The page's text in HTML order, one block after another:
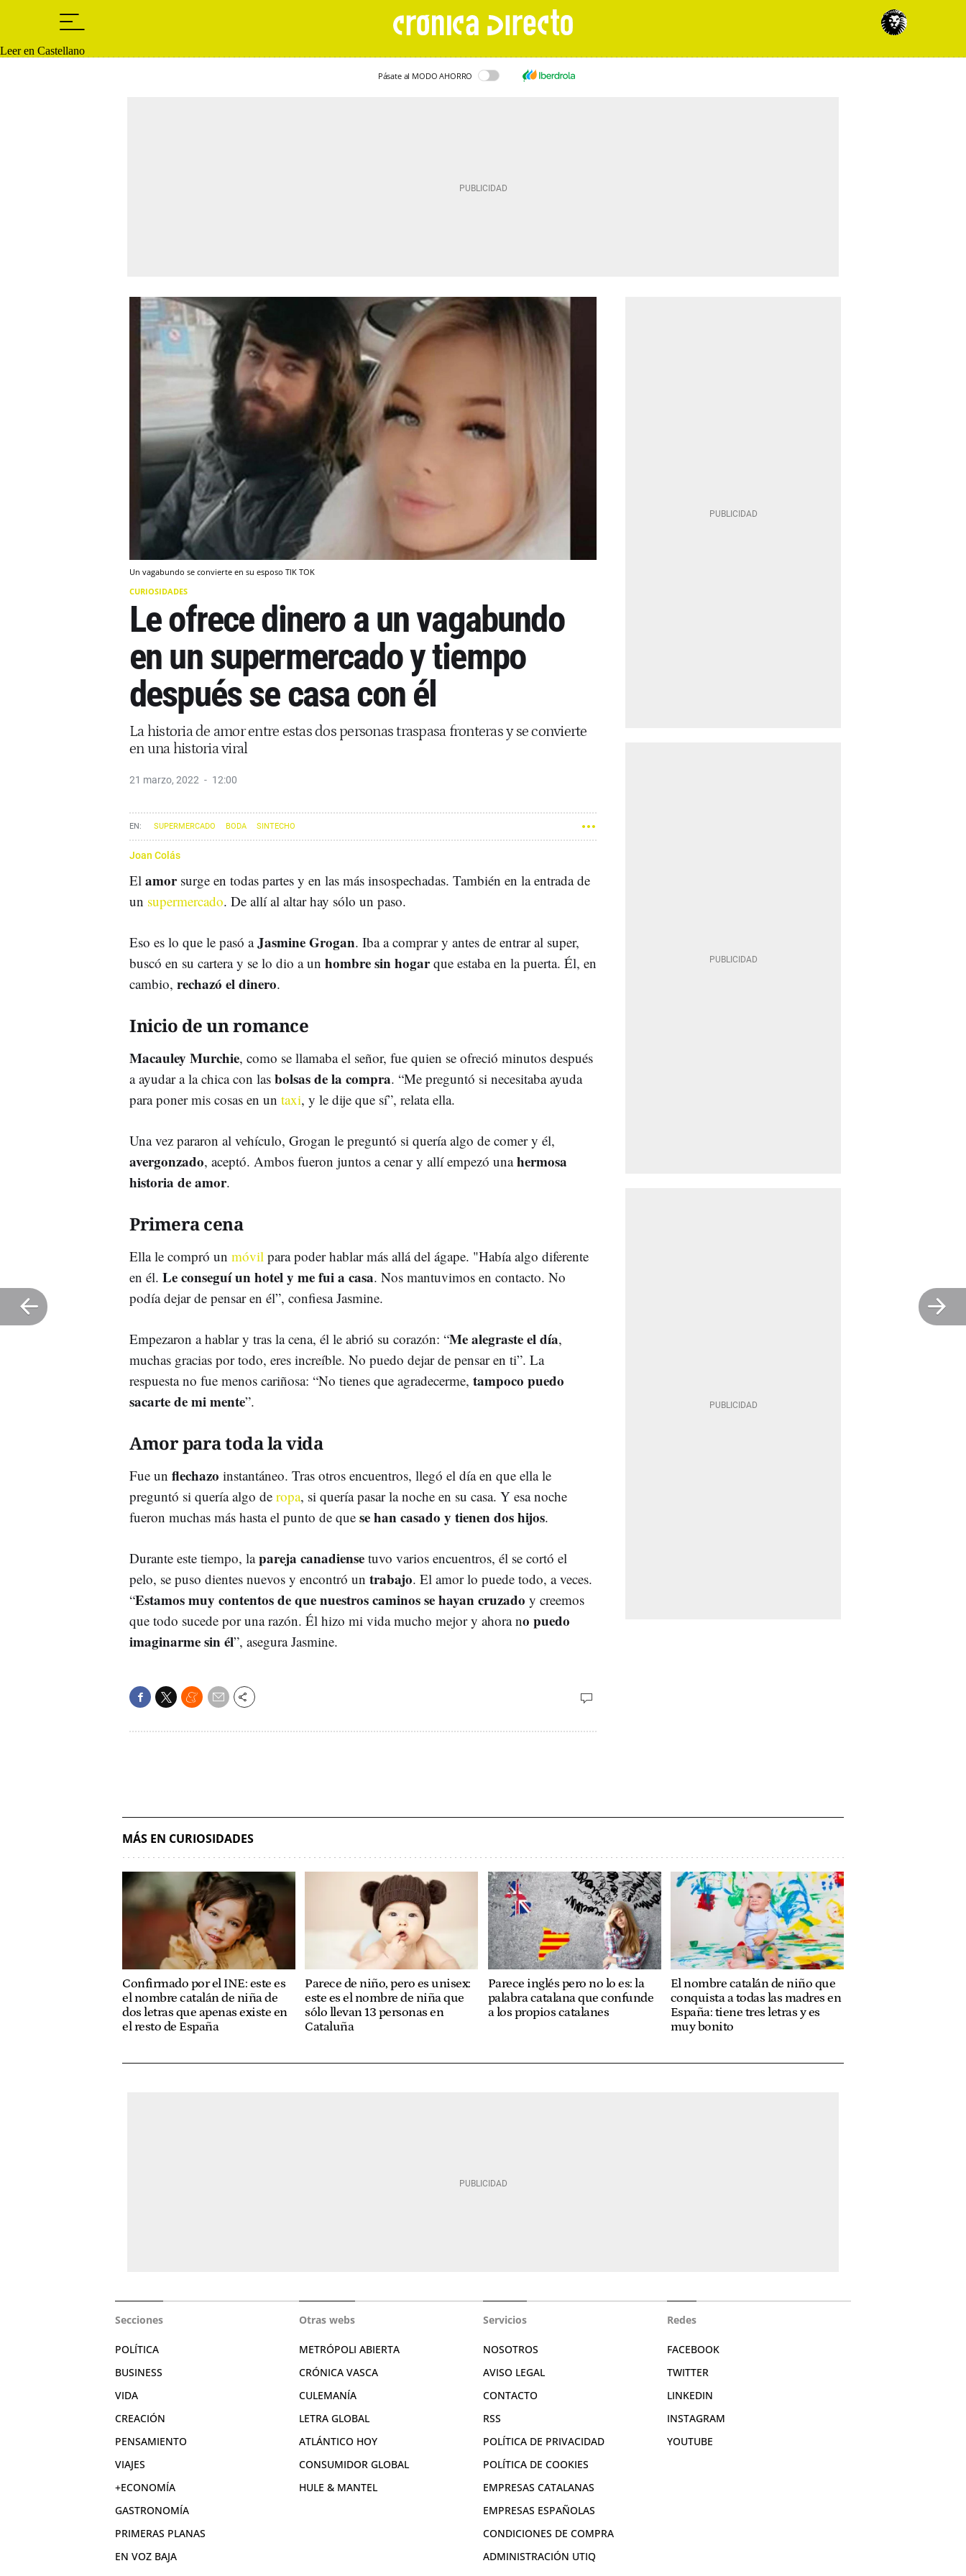
Leer en Castellano
Pásate al MODO AHORRO
Un vagabundo se convierte en su esposo TIK TOK
CURIOSIDADES
Le ofrece dinero a un vagabundo
en un supermercado y tiempo
después se casa con él
La historia de amor entre estas dos personas traspasa fronteras y se convierte
en una historia viral
21 marzo, 2022 12:00
SUPERMERCADO BODA SINTECHO
Joan Colás
El amor surge en todas partes y en las más insospechadas. También en la entrada de
un supermercado. De allí al altar hay sólo un paso.
Eso es lo que le pasó aJasmine Grogan. Iba a comprar y antes de entrar al super,
buscó en su cartera y se lo dio a un hombre sin hogarque estaba en la puerta. Él, en
cambio, rechazó el dinero.
Inicio de un romance
Macauley Murchie, como se llamaba el señor, fue quien se ofreció minutos después
a ayudar a la chica con las bolsas de la compra. “Me preguntó si necesitaba ayuda
para poner mis cosas en un taxi, y le dije que sí”, relata ella.
Una vez pararon al vehículo, Grogan le preguntó si quería algo de comer y él,
avergonzado, aceptó. Ambos fueron juntos a cenar y allí empezó unahermosa
historia de amor.
Primera cena
Ella le compró un móvil para poder hablar más allá del ágape. "Había algo diferente
en él. Le conseguí un hotel y me fui a casa. Nos mantuvimos en contacto. No
podía dejar de pensar en él”, confiesa Jasmine.
Empezaron a hablar y tras la cena, él le abrió su corazón: “Me alegraste el día,
muchas gracias por todo, eres increíble. No puedo dejar de pensar en ti”. La
respuesta no fue menos cariñosa: “No tienes que agradecerme, tampoco puedo
sacarte de mi mente”.
Amor para toda la vida
Fue un flechazo instantáneo. Tras otros encuentros, llegó el día en que ella le
preguntó si quería algo de ropa, si quería pasar la noche en su casa. Y esa noche
fueron muchas más hasta el punto de que se han casado y tienen dos hijos.
Durante este tiempo, lapareja canadiense tuvo varios encuentros, él se cortó el
pelo, se puso dientes nuevos y encontró un trabajo. El amor lo puede todo, a veces.
“Estamos muy contentos de que nuestros caminos se hayan cruzado y creemos
que todo sucede por una razón. Él hizo mi vida mucho mejor y ahora no puedo
imaginarme sin él”, asegura Jasmine.
MÁS EN CURIOSIDADES
Confirmado por el INE: este es
el nombre catalán de niña de
dos letras que apenas existe en
el resto de España
Parece de niño, pero es unisex:
este es el nombre de niña que
sólo llevan 13 personas en
Cataluña
Parece inglés pero no lo es: la
palabra catalana que confunde
a los propios catalanes
El nombre catalán de niño que
conquista a todas las madres en
España: tiene tres letras y es
muy bonito
Secciones
POLÍTICA
BUSINESS
VIDA
CREACIÓN
PENSAMIENTO
VIAJES
+ECONOMÍA
GASTRONOMÍA
PRIMERAS PLANAS
EN VOZ BAJA
Otras webs
METRÓPOLI ABIERTA
CRÓNICA VASCA
CULEMANÍA
LETRA GLOBAL
ATLÁNTICO HOY
CONSUMIDOR GLOBAL
HULE & MANTEL
Servicios
NOSOTROS
AVISO LEGAL
CONTACTO
RSS
POLÍTICA DE PRIVACIDAD
POLÍTICA DE COOKIES
EMPRESAS CATALANAS
EMPRESAS ESPAÑOLAS
CONDICIONES DE COMPRA
ADMINISTRACIÓN UTIQ
Redes
FACEBOOK
TWITTER
LINKEDIN
INSTAGRAM
YOUTUBE